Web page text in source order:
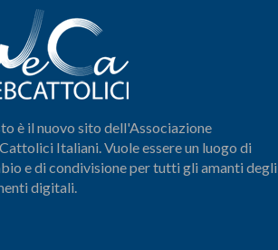
è il nuovo sito dell'Associazione
Italiani. Vuole essere un luogo di
e di condivisione per tutti gli amanti degli
digitali.